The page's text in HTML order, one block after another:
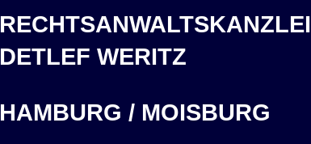
RECHTSANWALTSKANZLEI
DETLEF WERITZ
HAMBURG / MOISBURG